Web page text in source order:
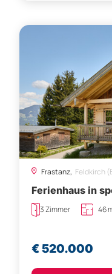
Frastanz, Feldkirch
Ferienhaus in
3 Zimmer 46
€ 520.000